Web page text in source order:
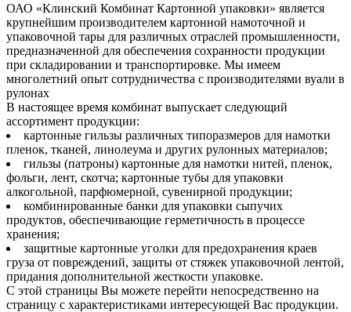
ОАО «Клинский Комбинат Картонной упаковки» является
крупнейшим производителем картонной намоточной и
упаковочной тары для различных отраслей промышленности,
предназначенной для обеспечения сохранности продукции
при складировании и транспортировке. Мы имеем
многолетний опыт сотрудничества с производителями вуали в
рулонах
В настоящее время комбинат выпускает следующий
ассортимент продукции:
картонные гильзы различных типоразмеров для намотки
пленок, тканей, линолеума и других рулонных материалов;
гильзы (патроны) картонные для намотки нитей, пленок,
фольги, лент, скотча; картонные тубы для упаковки
алкогольной, парфюмерной, сувенирной продукции;
комбинированные банки для упаковки сыпучих
продуктов, обеспечивающие герметичность в процессе
хранения;
защитные картонные уголки для предохранения краев
груза от повреждений, защиты от стяжек упаковочной лентой,
придания дополнительной жесткости упаковке.
С этой страницы Вы можете перейти непосредственно на
страницу с характеристиками интересующей Вас продукции.